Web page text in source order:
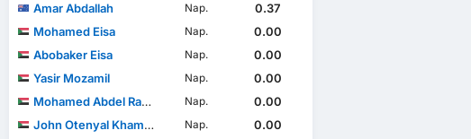
Amar Abdallah Nap.
0.37
Mohamed Eisa
Nap.
0.00
Abobaker Eisa
Nap.
0.00
Yasir Mozamil
Nap.
0.00
Mohamed Abdel Raman Yousif
Nap.
0.00
John Otenyal Khames Robia
Nap.
0.00